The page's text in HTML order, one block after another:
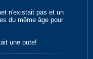
n'existait pas et un
du même âge pour
une pute!